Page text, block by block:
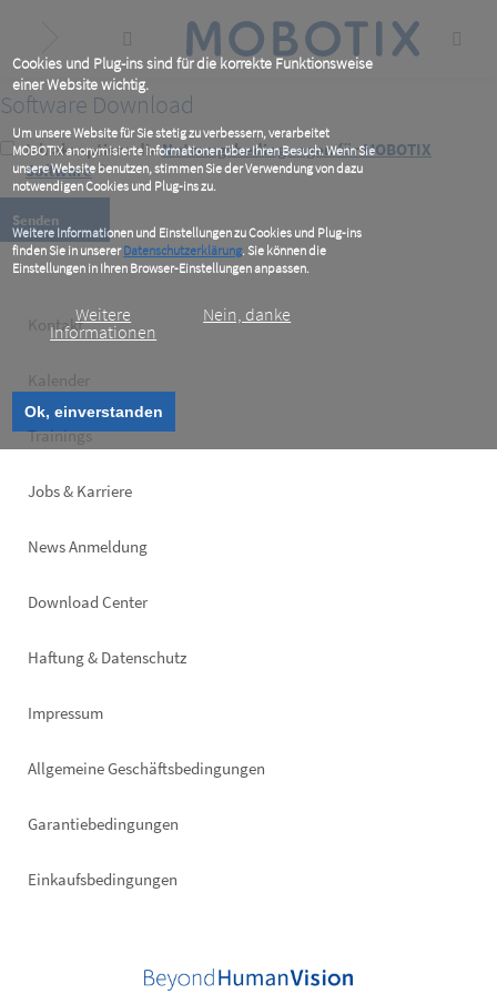
Cookies und Plug-ins sind für die korrekte Funktionsweise
einer Website wichtig.
Um unsere Website für Sie stetig zu verbessern, verarbeitet
MOBOTIX anonymisierte Informationen über Ihren Besuch. Wenn Sie
unsere Website benutzen, stimmen Sie der Verwendung von dazu
notwendigen Cookies und Plug-ins zu.
Weitere Informationen und Einstellungen zu Cookies und Plug-ins
finden Sie in unsererDatenschutzerklärung. Sie können die
Einstellungen in Ihren Browser-Einstellungen anpassen.
Weitere
Informationen
Nein, danke
Ok, einverstanden
content
Software Download
Ich akzeptiere dieNutzungsbedingungen für MOBOTIX
Software*
Footer
Kontakt
Kalender
Trainings
Jobs & Karriere
News Anmeldung
Footer
Download Center
Haftung & Datenschutz
Impressum
Allgemeine Geschäftsbedingungen
Garantiebedingungen
Einkaufsbedingungen